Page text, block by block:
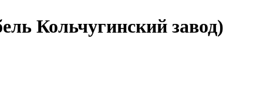
Кольчугинский завод)